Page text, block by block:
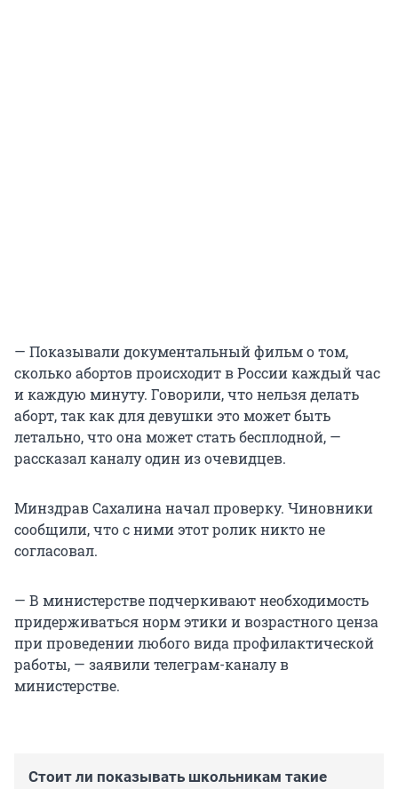
— Показывали документальный фильм о том,
сколько абортов происходит в России каждый час
и каждую минуту. Говорили, что нельзя делать
аборт, так как для девушки это может быть
летально, что она может стать бесплодной, —
рассказал каналу один из очевидцев.
Минздрав Сахалина начал проверку. Чиновники
сообщили, что с ними этот ролик никто не
согласовал.
— В министерстве подчеркивают необходимость
придерживаться норм этики и возрастного ценза
при проведении любого вида профилактической
работы, — заявили телеграм-каналу в
министерстве.
Стоит ли показывать школьникам такие